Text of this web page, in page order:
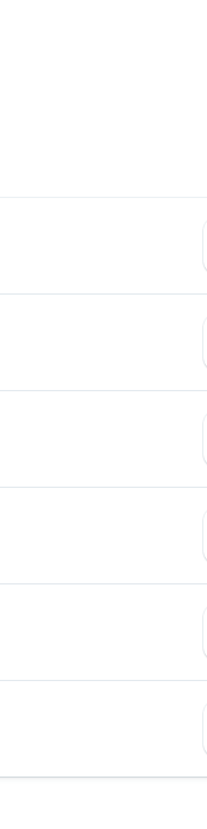
因此成为许多旅客的
Venlo Train Station
能因交通方式、出行
在 上午12:05 发车，